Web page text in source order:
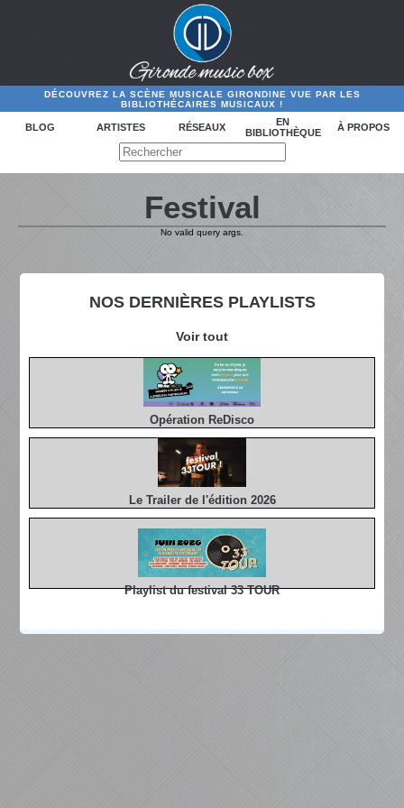
DÉCOUVREZ LA SCÈNE MUSICALE GIRONDINE VUE PAR LES
BIBLIOTHÉCAIRES MUSICAUX !
BLOG ARTISTES RÉSEAUX
EN
BIBLIOTHÈQUE
À PROPOS
NOS DERNIÈRES PLAYLISTS
Voir tout
Opération ReDisco
Le Trailer de l'édition 2026
Playlist du festival 33 TOUR
Festival
No valid query args.